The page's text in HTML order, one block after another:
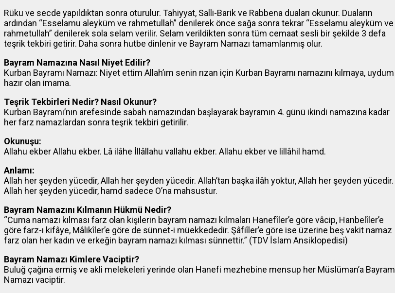
Rüku ve secde yapıldıktan sonra oturulur. Tahiyyat, Salli-Barik ve Rabbena duaları okunur. Duaların
ardından “Esselamu aleyküm ve rahmetullah” denilerek önce sağa sonra tekrar “Esselamu aleyküm ve
rahmetullah” denilerek sola selam verilir. Selam verildikten sonra tüm cemaat sesli bir şekilde 3 defa
teşrik tekbiri getirir. Daha sonra hutbe dinlenir ve Bayram Namazı tamamlanmış olur.
Bayram Namazına Nasıl Niyet Edilir?
Kurban Bayramı Namazı: Niyet ettim Allah’ım senin rızan için Kurban Bayramı namazını kılmaya, uydum
hazır olan imama.
Teşrik Tekbirleri Nedir? Nasıl Okunur?
Kurban Bayramı’nın arefesinde sabah namazından başlayarak bayramın 4. günü ikindi namazına kadar
her farz namazlardan sonra teşrik tekbiri getirilir.
Okunuşu:
Allahu ekber Allahu ekber. Lâ ilâhe İllâllahu vallahu ekber. Allahu ekber ve lillâhil hamd.
Anlamı:
Allah her şeyden yücedir, Allah her şeyden yücedir. Allah’tan başka ilâh yoktur, Allah her şeyden yücedir.
Allah her şeyden yücedir, hamd sadece O’na mahsustur.
Bayram Namazını Kılmanın Hükmü Nedir?
“Cuma namazı kılması farz olan kişilerin bayram namazı kılmaları Hanefîler’e göre vâcip, Hanbelîler’e
göre farz-ı kifâye, Mâlikîler’e göre de sünnet-i müekkededir. Şâfiîler’e göre ise üzerine beş vakit namaz
farz olan her kadın ve erkeğin bayram namazı kılması sünnettir.” (TDV İslam Ansiklopedisi)
Bayram Namazı Kimlere Vaciptir?
Buluğ çağına ermiş ve akli melekeleri yerinde olan Hanefi mezhebine mensup her Müslüman’a Bayram
Namazı vaciptir.